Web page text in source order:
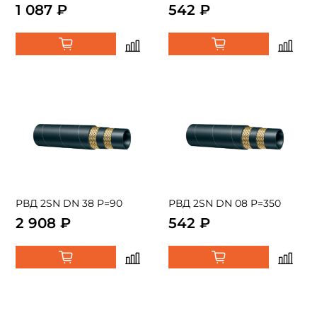
1 087 ₽ 542 ₽
РВД 2SN DN 38 P=90
2 908 ₽
РВД 2SN DN 08 P=350
542 ₽